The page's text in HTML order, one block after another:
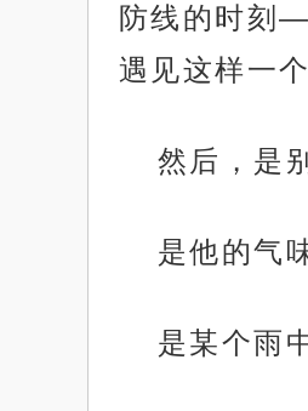
防线的时刻
遇见这样一个
然后，是
是他的气
是某个雨